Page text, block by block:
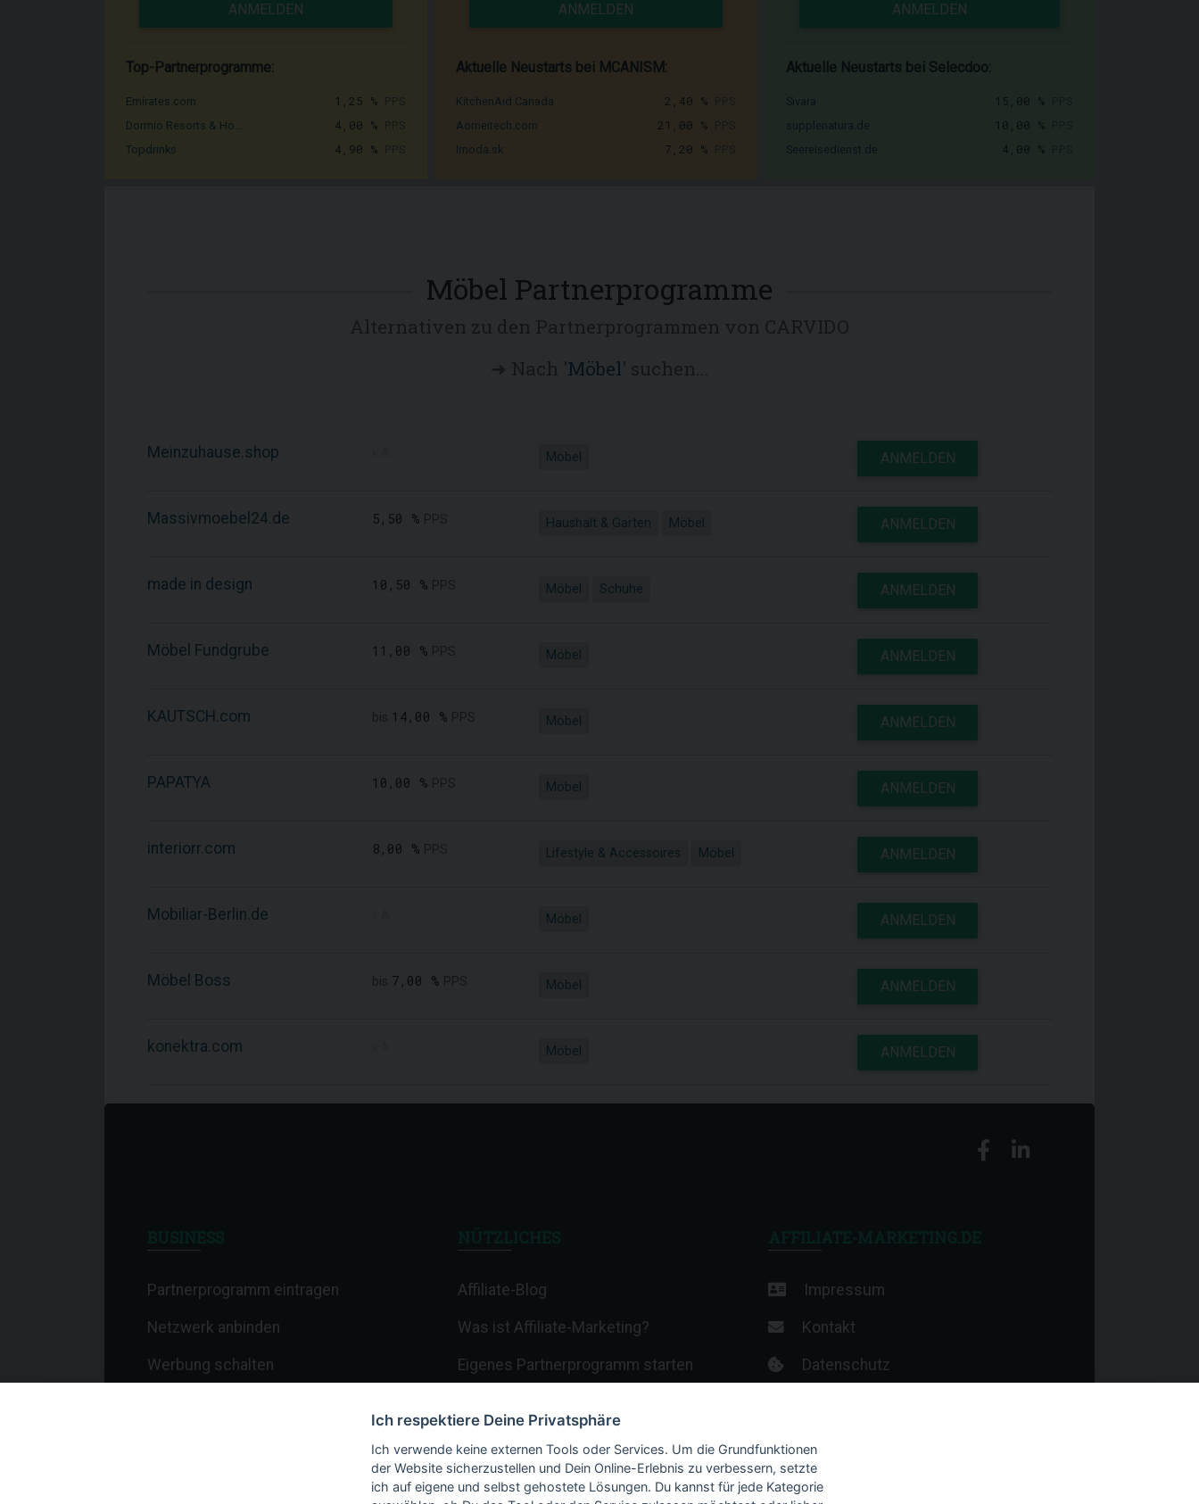
ANMELDEN
Top-Partnerprogramme:
Emirates.com 1,25 %
Dormio Resorts & Ho... 4,00 %
Topdrinks 4,90 %
ANMELDEN
Aktuelle Neustarts bei MCANISM:
KitchenAid Canada 2,40 %
Aomeitech.com 21,00 %
Imoda.sk 7,20 %
ANMELDEN
Aktuelle Neustarts bei Selecdoo:
15,00 %
10,00 %
4,00 %
Möbel Partnerprogramme
Möbel
Meinzuhause.shop Möbel ANMELDEN
Massivmoebel24.de 5,50 % Haushalt & Garten Möbel ANMELDEN
made in design 10,50 % Möbel Schuhe ANMELDEN
Möbel Fundgrube 11,00 % Möbel ANMELDEN
KAUTSCH.com 14,00 % Möbel ANMELDEN
PAPATYA 10,00 % Möbel ANMELDEN
interiorr.com 8,00 % Lifestyle & Accessoires Möbel ANMELDEN
Mobiliar-Berlin.de Möbel ANMELDEN
Möbel Boss 7,00 % Möbel ANMELDEN
konektra.com Möbel ANMELDEN
Partnerprogramm eintragen
Netzwerk anbinden
Werbung schalten
Affiliate-Blog
Was ist Affiliate-Marketing?
Eigenes Partnerprogramm starten
Termine & Veranstaltungen
Webhosting-Anbieter
Impressum
Kontakt
Datenschutz
Ich respektiere Deine Privatsphäre
Ich verwende keine externen Tools oder Services. Um die Grundfunktionen
der Website sicherzustellen und Dein Online-Erlebnis zu verbessern, setzte
ich auf eigene und selbst gehostete Lösungen. Du kannst für jede Kategorie